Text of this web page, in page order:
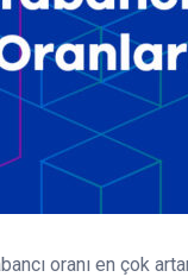
oranı en çok